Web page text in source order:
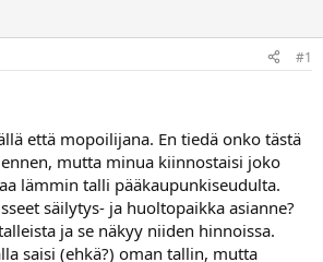
#1
että mopoilijana. En tiedä onko tästä
mutta minua kiinnostaisi joko
lämmin talli pääkaupunkiseudulta.
säilytys- ja huoltopaikka asianne?
ja se näkyy niiden hinnoissa.
saisi (ehkä?) oman tallin, mutta